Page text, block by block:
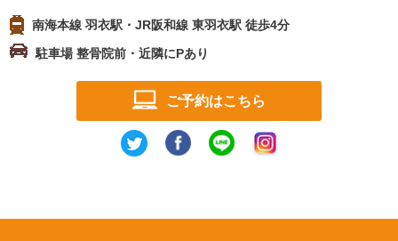
南海本線 羽衣駅・JR阪和線 東羽衣駅 徒歩4分
駐車場 整骨院前・近隣にPあり
ご予約はこちら